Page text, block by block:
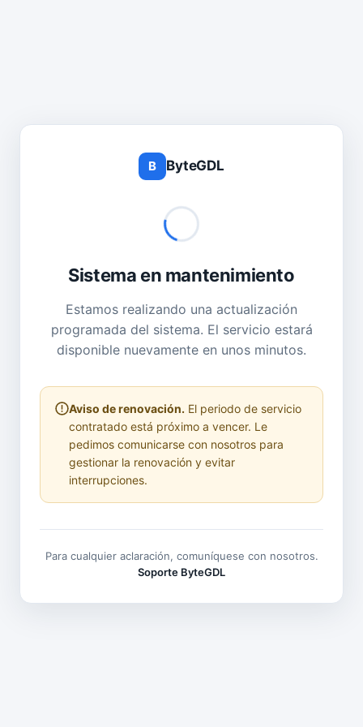
B ByteGDL
Sistema en mantenimiento
Estamos realizando una actualización
programada del sistema. El servicio estará
disponible nuevamente en unos minutos.
Aviso de renovación. El periodo de servicio
contratado está próximo a vencer. Le
pedimos comunicarse con nosotros para
gestionar la renovación y evitar
interrupciones.
Para cualquier aclaración, comuníquese con nosotros.
Soporte ByteGDL